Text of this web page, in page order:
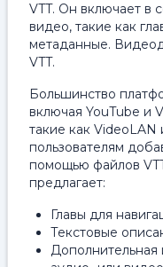
VTT. Он включает в
видео, такие как
метаданные.
VTT.
Большинство
включая YouTube и
такие как VideoLAN
пользователям
помощью файлов
предлагает:
Главы для
Текстовые